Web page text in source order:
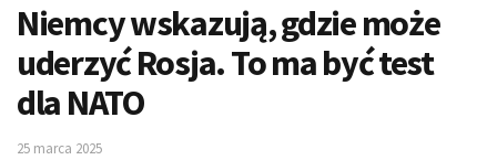
Niemcy wskazują, gdzie może
uderzyć Rosja. To ma być test
dla NATO
25 marca 2025